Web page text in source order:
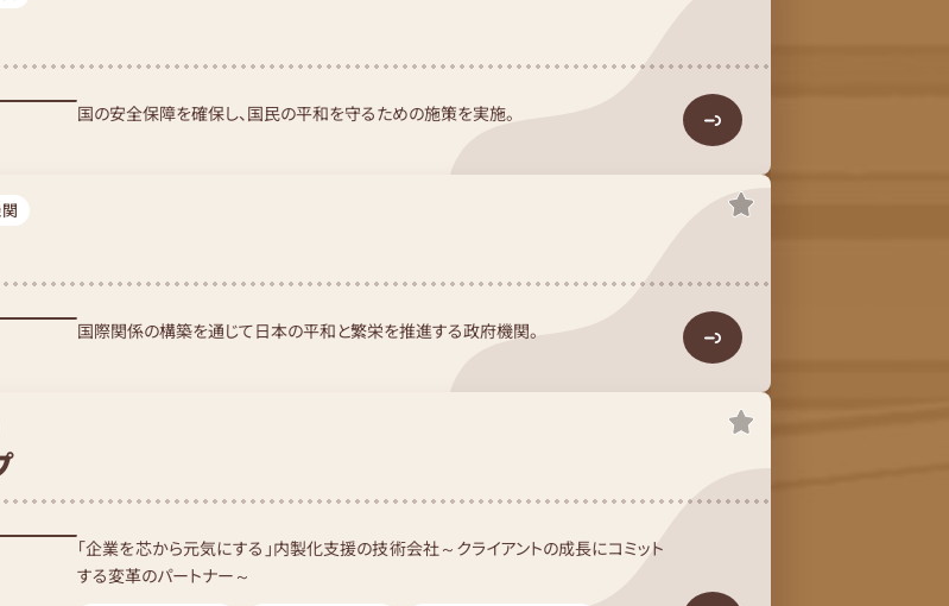
国の安全保障を確保し、国民の平和を守るための施策を実施。
国際関係の構築を通じて日本の平和と繁栄を推進する政府機関。
「企業を芯から元気にする」内製化支援の技術会社​～クライアントの成長にコミット
する変革のパートナー～